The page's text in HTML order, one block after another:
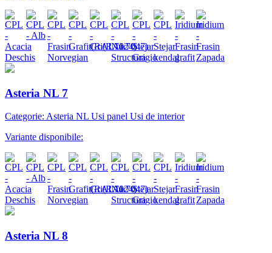
Asteria NL 7
Categorie: Asteria NL Usi panel Usi de interior
Variante disponibile:
Asteria NL 8